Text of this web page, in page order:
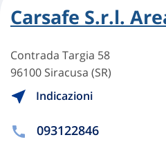
Carsafe S.r.l.
Contrada Targia 58
96100 Siracusa (SR)
Indicazioni
093122846